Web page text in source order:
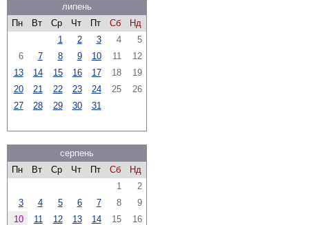
липень
Пн
Вт Ср Чт Пт Сб
Нд
1
2 3 4
5
6
7 8 9 10 11
12
13
14 15 16 17 18
19
20
21 22 23 24 25
26
27
28 29 30 31
серпень
Пн
Вт Ср Чт Пт Сб
Нд
1
2
3
4 5 6 7 8
9
10
11 12 13 14 15
16